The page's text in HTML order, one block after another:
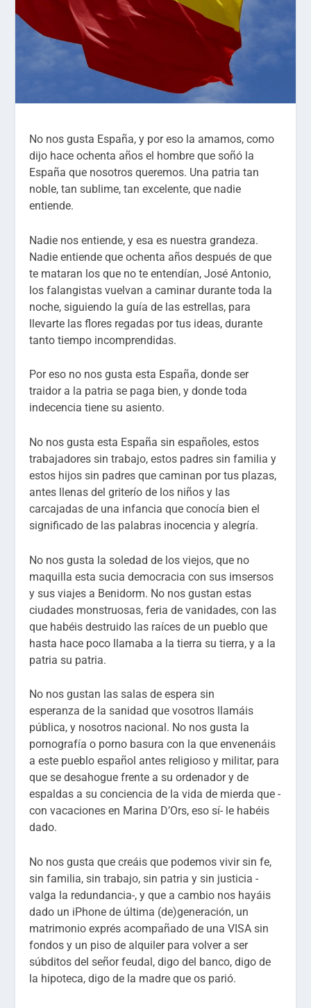
No nos gusta España, y por eso la amamos, como
dijo hace ochenta años el hombre que soñó la
España que nosotros queremos. Una patria tan
noble, tan sublime, tan excelente, que nadie
entiende.
Nadie nos entiende, y esa es nuestra grandeza.
Nadie entiende que ochenta años después de que
te mataran los que no te entendían, José Antonio,
los falangistas vuelvan a caminar durante toda la
noche, siguiendo la guía de las estrellas, para
llevarte las flores regadas por tus ideas, durante
tanto tiempo incomprendidas.
Por eso no nos gusta esta España, donde ser
traidor a la patria se paga bien, y donde toda
indecencia tiene su asiento.
No nos gusta esta España sin españoles, estos
trabajadores sin trabajo, estos padres sin familia y
estos hijos sin padres que caminan por tus plazas,
antes llenas del griterío de los niños y las
carcajadas de una infancia que conocía bien el
significado de las palabras inocencia y alegría.
No nos gusta la soledad de los viejos, que no
maquilla esta sucia democracia con sus imsersos
y sus viajes a Benidorm. No nos gustan estas
ciudades monstruosas, feria de vanidades, con las
que habéis destruido las raíces de un pueblo que
hasta hace poco llamaba a la tierra su tierra, y a la
patria su patria.
No nos gustan las salas de espera sin
esperanza de la sanidad que vosotros llamáis
pública, y nosotros nacional. No nos gusta la
pornografía o porno basura con la que envenenáis
a este pueblo español antes religioso y militar, para
que se desahogue frente a su ordenador y de
espaldas a su conciencia de la vida de mierda que -
con vacaciones en Marina D’Ors, eso sí- le habéis
dado.
No nos gusta que creáis que podemos vivir sin fe,
sin familia, sin trabajo, sin patria y sin justicia -
valga la redundancia-, y que a cambio nos hayáis
dado un iPhone de última (de)generación, un
matrimonio exprés acompañado de una VISA sin
fondos y un piso de alquiler para volver a ser
súbditos del señor feudal, digo del banco, digo de
la hipoteca, digo de la madre que os parió.